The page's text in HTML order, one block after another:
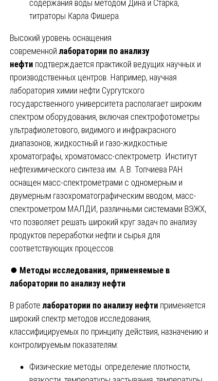
содержания воды методом Дина и Старка,
титраторы Карла Фишера.
Высокий уровень оснащения
современной лаборатории по анализу
нефти подтверждается практикой ведущих научных и
производственных центров. Например, научная
лаборатория химии нефти Сургутского
государственного университета располагает широким
спектром оборудования, включая спектрофотометры
ультрафиолетового, видимого и инфракрасного
диапазонов, жидкостный и газо-жидкостные
хроматографы, хроматомасс-спектрометр. Институт
нефтехимического синтеза им. А.В. Топчиева РАН
оснащен масс-спектрометрами с одномерным и
двумерным газохроматографическим вводом, масс-
спектрометром МАЛДИ, различными системами ВЭЖХ,
что позволяет решать широкий круг задач по анализу
продуктов переработки нефти и сырья для
соответствующих процессов.
⏺️ Методы исследования, применяемые в
лаборатории по анализу нефти
В работе лаборатории по анализу нефти применяется
широкий спектр методов исследования,
классифицируемых по принципу действия, назначению и
контролируемым показателям:
Физические методы: определение плотности,